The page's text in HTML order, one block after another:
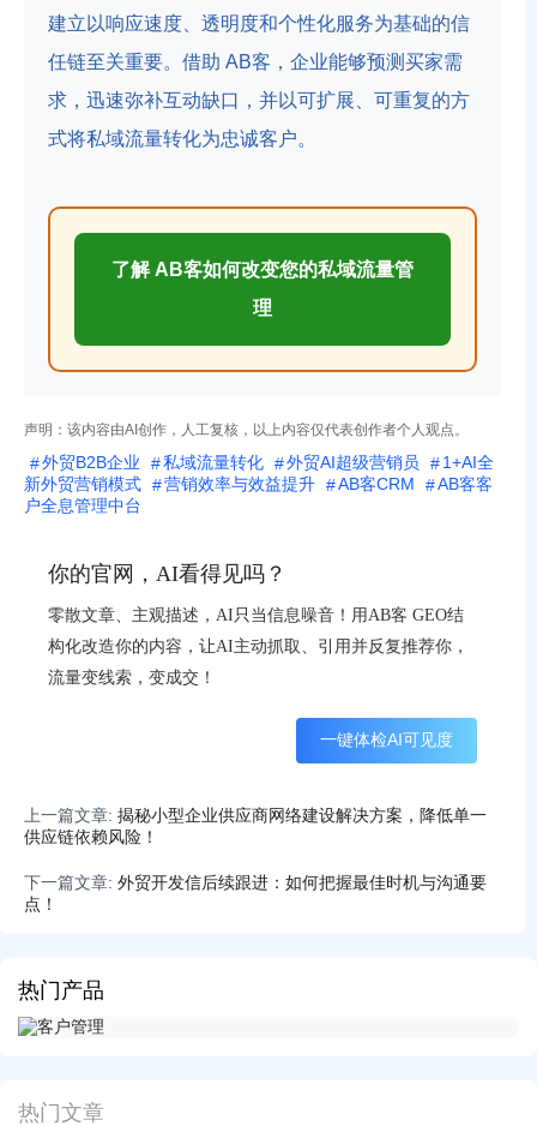
热门产品
热门文章
建立以响应速度、透明度和个性化服务为基础的信
任链至关重要。借助 AB客，企业能够预测买家需
求，迅速弥补互动缺口，并以可扩展、可重复的方
式将私域流量转化为忠诚客户。
了解 AB客如何改变您的私域流量管
理
声明：该内容由AI创作，人工复核，以上内容仅代表创作者个人观点。
外贸B2B企业 私域流量转化 外贸AI超级营销员
1+AI全
新外贸营销模式
营销效率与效益提升 AB客CRM
AB客客
户全息管理中台
你的官网，AI看得见吗？
零散文章、主观描述，AI只当信息噪音！用AB客 GEO结
构化改造你的内容，让AI主动抓取、引用并反复推荐你，
流量变线索，变成交！
一键体检AI可见度
上一篇文章: 揭秘小型企业供应商网络建设解决方案，降低单一
供应链依赖风险！
下一篇文章: 外贸开发信后续跟进：如何把握最佳时机与沟通要
点！